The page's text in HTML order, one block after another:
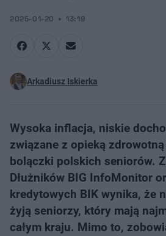
2025-01-20 13:19
Arkadiusz Iskierka
Wysoka inflacja, niskie
związane z opieką
bolączki polskich seniorów.
Dłużników BIG InfoMonitor
kredytowych BIK wynika, że
żyją seniorzy, który mają
całym kraju. Mimo to,